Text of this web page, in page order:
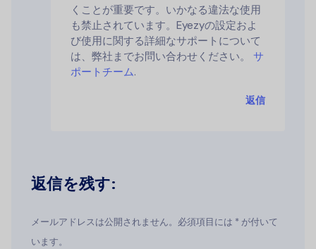
くことが重要です。いかなる違法な使用
も禁止されています。Eyezyの設定およ
び使用に関する詳細なサポートについて
は、弊社までお問い合わせください。 サ
ポートチーム.
返信
返信を残す:
メールアドレスは公開されません。必須項目には * が付いて
います。